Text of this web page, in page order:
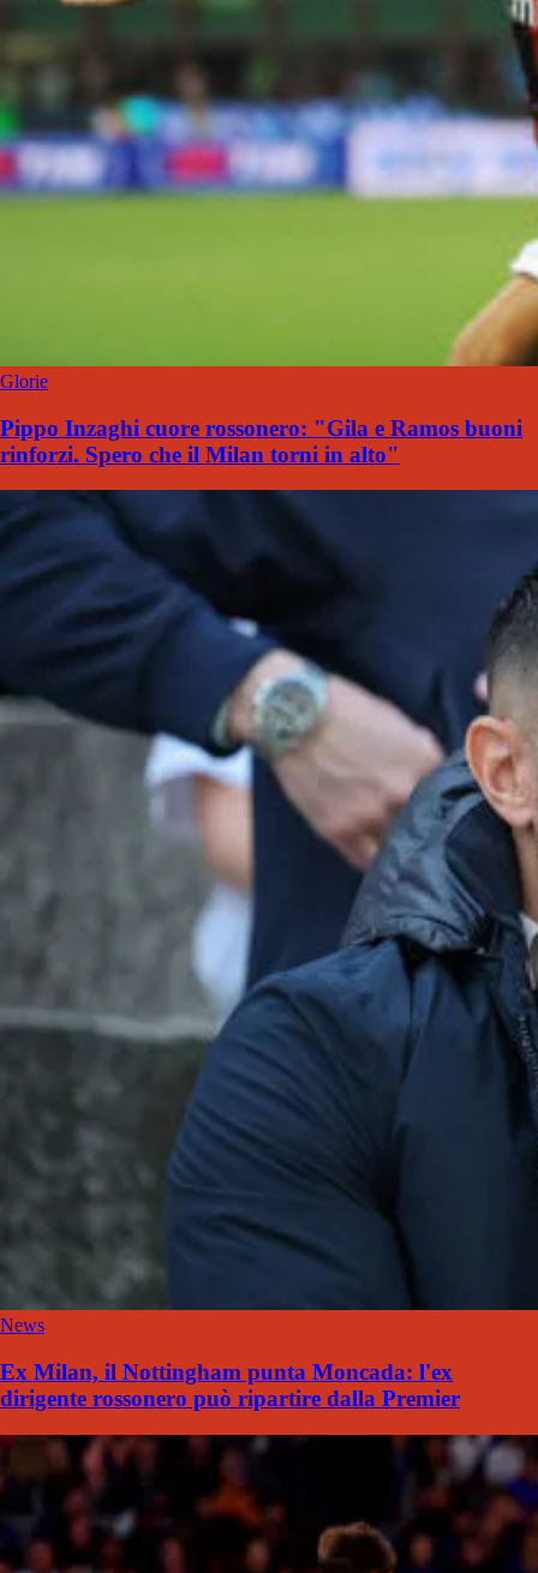
Glorie
Pippo Inzaghi cuore rossonero: "Gila e Ramos buoni
rinforzi. Spero che il Milan torni in alto"
News
Ex Milan, il Nottingham punta Moncada: l'ex
dirigente rossonero può ripartire dalla Premier